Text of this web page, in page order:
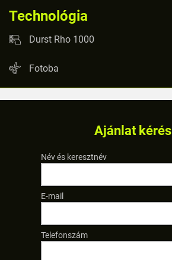
Technológia
Durst Rho 1000
Fotoba
Ajánlat kérés
Név és keresztnév
E-mail
Telefonszám